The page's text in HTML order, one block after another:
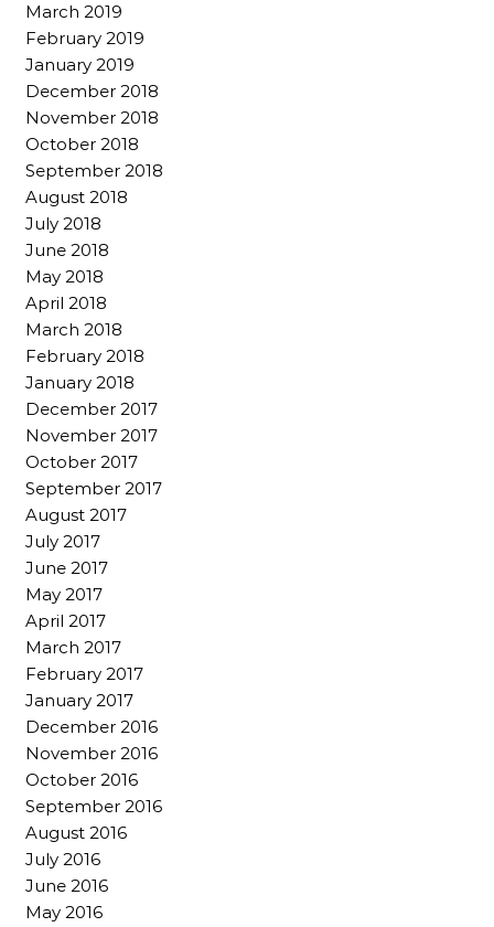
March 2019
February 2019
January 2019
December 2018
November 2018
October 2018
September 2018
August 2018
July 2018
June 2018
May 2018
April 2018
March 2018
February 2018
January 2018
December 2017
November 2017
October 2017
September 2017
August 2017
July 2017
June 2017
May 2017
April 2017
March 2017
February 2017
January 2017
December 2016
November 2016
October 2016
September 2016
August 2016
July 2016
June 2016
May 2016